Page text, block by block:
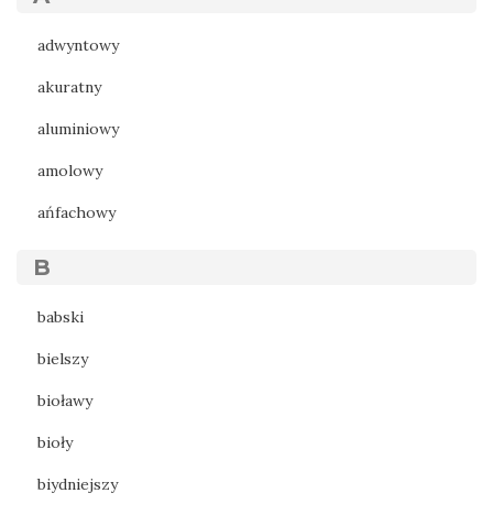
adwyntowy
akuratny
aluminiowy
amolowy
ańfachowy
B
babski
bielszy
bioławy
bioły
biydniejszy